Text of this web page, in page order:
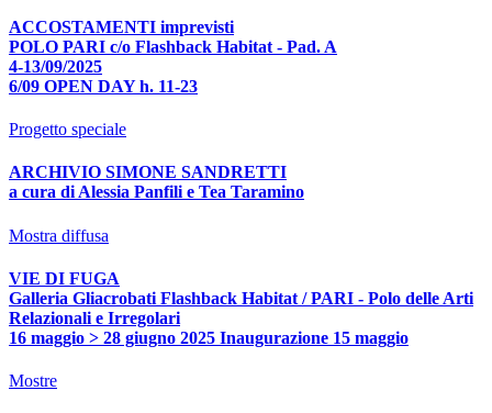
ACCOSTAMENTI imprevisti
POLO PARI c/o Flashback Habitat - Pad. A
4-13/09/2025
6/09 OPEN DAY h. 11-23
Progetto speciale
ARCHIVIO SIMONE SANDRETTI
a cura di Alessia Panfili e Tea Taramino
Mostra diffusa
VIE DI FUGA
Galleria Gliacrobati Flashback Habitat / PARI - Polo delle Arti
Relazionali e Irregolari
16 maggio > 28 giugno 2025 Inaugurazione 15 maggio
Mostre